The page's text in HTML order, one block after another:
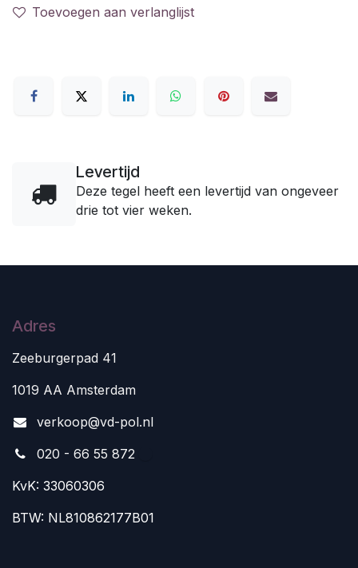
Toevoegen aan verlanglijst
Levertijd
Deze tegel heeft een levertijd van ongeveer
drie tot vier weken.
Adres
Zeeburgerpad 41
1019 AA Amsterdam
verkoop@vd-pol.nl
020 - 66 55 872
KvK: 33060306
BTW: NL810862177B01